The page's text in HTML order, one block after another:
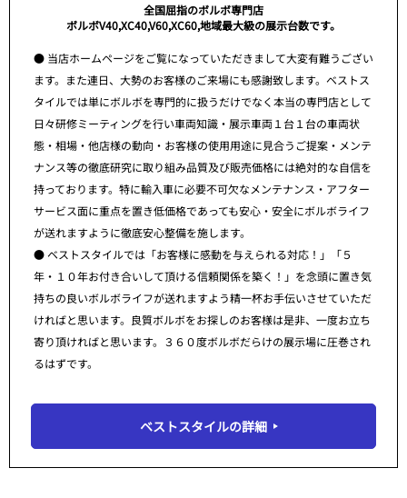
全国屈指のボルボ専門店
ボルボV40,XC40,V60,XC60,地域最大級の展示台数です。
● 当店ホームページをご覧になっていただきまして大変有難うござい
ます。また連日、大勢のお客様のご来場にも感謝致します。ベストス
タイルでは単にボルボを専門的に扱うだけでなく本当の専門店として
日々研修ミーティングを行い車両知識・展示車両１台１台の車両状
態・相場・他店様の動向・お客様の使用用途に見合うご提案・メンテ
ナンス等の徹底研究に取り組み品質及び販売価格には絶対的な自信を
持っております。特に輸入車に必要不可欠なメンテナンス・アフター
サービス面に重点を置き低価格であっても安心・安全にボルボライフ
が送れますように徹底安心整備を施します。
● ベストスタイルでは「お客様に感動を与えられる対応！」「５
年・１０年お付き合いして頂ける信頼関係を築く！」を念頭に置き気
持ちの良いボルボライフが送れますよう精一杯お手伝いさせていただ
ければと思います。良質ボルボをお探しのお客様は是非、一度お立ち
寄り頂ければと思います。３６０度ボルボだらけの展示場に圧巻され
るはずです。
ベストスタイルの詳細